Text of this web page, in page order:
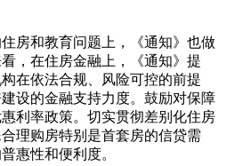
房和教育问题上，《通知》也做
，在住房金融上，《通知》提
在依法合规、风险可控的前提
设的金融支持力度。鼓励对保障
利率政策。切实贯彻差别化住房
理购房特别是首套房的信贷需
惠性和便利度。